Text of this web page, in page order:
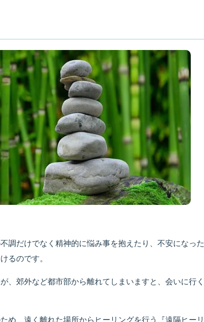
調だけでなく精神的に悩み事を抱えたり、不安になった
るのです。
、郊外など都市部から離れてしまいますと、会いに行く
め、遠く離れた場所からヒーリングを行う『遠隔ヒーリ